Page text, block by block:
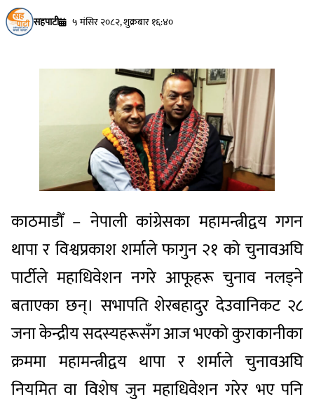
सहपाटी ५ मंसिर २०८२, शुक्रबार १६:४०
काठमाडौँ – नेपाली कांग्रेसका महामन्त्रीद्वय गगन
थापा र विश्वप्रकाश शर्माले फागुन २१ को चुनावअघि
पार्टीले महाधिवेशन नगरे आफूहरू चुनाव नलड्ने
बताएका छन्। सभापति शेरबहादुर देउवानिकट २८
जना केन्द्रीय सदस्यहरूसँग आज भएको कुराकानीका
क्रममा महामन्त्रीद्वय थापा र शर्माले चुनावअघि
नियमित वा विशेष जुन महाधिवेशन गरेर भए पनि